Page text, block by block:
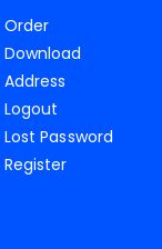
Order
Download
Address
Logout
Lost Password
Register